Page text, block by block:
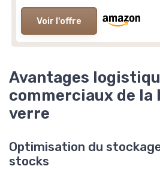
Voir l'offre
Avantages
commerciaux de la
verre
Optimisation du
stocks